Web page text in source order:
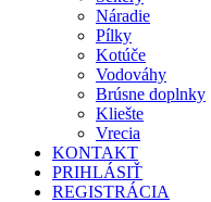
Náradie
Pílky
Kotúče
Vodováhy
Brúsne doplnky
Kliešte
Vrecia
KONTAKT
PRIHLÁSIŤ
REGISTRÁCIA